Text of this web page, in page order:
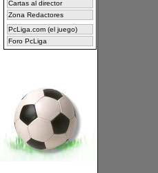
Cartas al director
Zona Redactores
PcLiga.com (el juego)
Foro PcLiga